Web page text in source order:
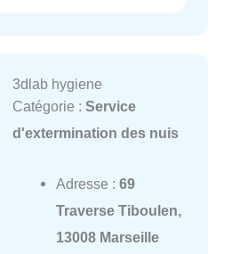
3dlab hygiene
Catégorie : Service
d'extermination des nuis
Adresse : 69
Traverse Tiboulen,
13008 Marseille